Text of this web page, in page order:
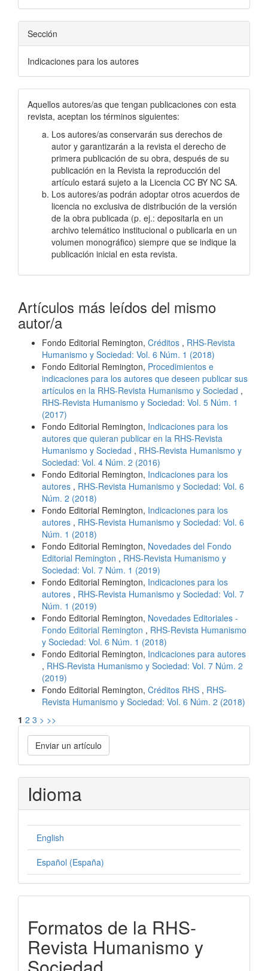
Sección
Indicaciones para los autores
Aquellos autores/as que tengan publicaciones con esta
revista, aceptan los términos siguientes:
Los autores/as conservarán sus derechos de
autor y garantizarán a la revista el derecho de
primera publicación de su obra, después de su
publicación en la Revista la reproducción del
artículo estará sujeto a la Licencia CC BY NC SA.
Los autores/as podrán adoptar otros acuerdos de
licencia no exclusiva de distribución de la versión
de la obra publicada (p. ej.: depositarla en un
archivo telemático institucional o publicarla en un
volumen monográfico) siempre que se indique la
publicación inicial en esta revista.
Artículos más leídos del mismo
autor/a
Fondo Editorial Remington, Créditos , RHS-Revista
Humanismo y Sociedad: Vol. 6 Núm. 1 (2018)
Fondo Editorial Remington, Procedimientos e
indicaciones para los autores que deseen publicar sus
artículos en la RHS-Revista Humanismo y Sociedad ,
RHS-Revista Humanismo y Sociedad: Vol. 5 Núm. 1
(2017)
Fondo Editorial Remington, Indicaciones para los
autores que quieran publicar en la RHS-Revista
Humanismo y Sociedad , RHS-Revista Humanismo y
Sociedad: Vol. 4 Núm. 2 (2016)
Fondo Editorial Remington, Indicaciones para los
autores , RHS-Revista Humanismo y Sociedad: Vol. 6
Núm. 2 (2018)
Fondo Editorial Remington, Indicaciones para los
autores , RHS-Revista Humanismo y Sociedad: Vol. 6
Núm. 1 (2018)
Fondo Editorial Remington, Novedades del Fondo
Editorial Remington , RHS-Revista Humanismo y
Sociedad: Vol. 7 Núm. 1 (2019)
Fondo Editorial Remington, Indicaciones para los
autores , RHS-Revista Humanismo y Sociedad: Vol. 7
Núm. 1 (2019)
Fondo Editorial Remington, Novedades Editoriales -
Fondo Editorial Remington , RHS-Revista Humanismo
y Sociedad: Vol. 6 Núm. 1 (2018)
Fondo Editorial Remington, Indicaciones para autores
, RHS-Revista Humanismo y Sociedad: Vol. 7 Núm. 2
(2019)
Fondo Editorial Remington, Créditos RHS , RHS-
Revista Humanismo y Sociedad: Vol. 6 Núm. 2 (2018)
1 2 3 > >>
Enviar
un
artículo
Enviar un artículo
Idioma
English
Español (España)
rhs
Formatos de la RHS-
Revista Humanismo y